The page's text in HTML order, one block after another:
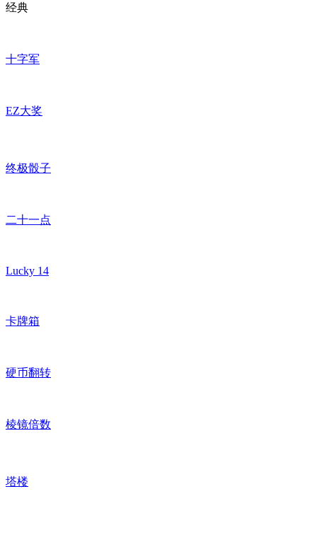
经典
十字军
EZ大奖
终极骰子
二十一点
Lucky 14
卡牌箱
硬币翻转
棱镜倍数
塔楼